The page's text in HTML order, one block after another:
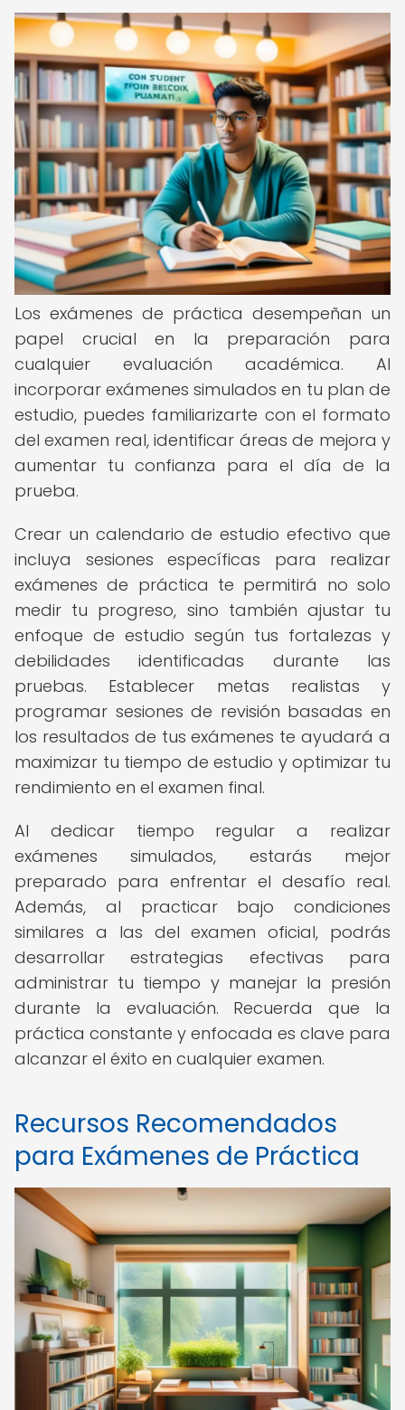
Los exámenes de práctica desempeñan un
papel crucial en la preparación para
cualquier evaluación académica. Al
incorporar exámenes simulados en tu plan de
estudio, puedes familiarizarte con el formato
del examen real, identificar áreas de mejora y
aumentar tu confianza para el día de la
prueba.
Crear un calendario de estudio efectivo que
incluya sesiones específicas para realizar
exámenes de práctica te permitirá no solo
medir tu progreso, sino también ajustar tu
enfoque de estudio según tus fortalezas y
debilidades identificadas durante las
pruebas. Establecer metas realistas y
programar sesiones de revisión basadas en
los resultados de tus exámenes te ayudará a
maximizar tu tiempo de estudio y optimizar tu
rendimiento en el examen final.
Al dedicar tiempo regular a realizar
exámenes simulados, estarás mejor
preparado para enfrentar el desafío real.
Además, al practicar bajo condiciones
similares a las del examen oficial, podrás
desarrollar estrategias efectivas para
administrar tu tiempo y manejar la presión
durante la evaluación. Recuerda que la
práctica constante y enfocada es clave para
alcanzar el éxito en cualquier examen.
Recursos Recomendados
para Exámenes de Práctica